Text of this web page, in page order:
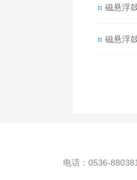
磁悬浮
磁悬浮
电话：0536-